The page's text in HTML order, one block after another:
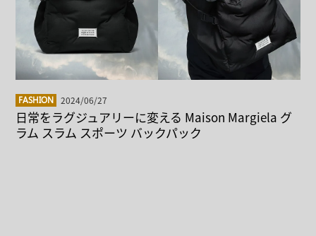
FASHION 2024/06/27
日常をラグジュアリーに変える Maison Margiela グ
ラム スラム スポーツ バックパック